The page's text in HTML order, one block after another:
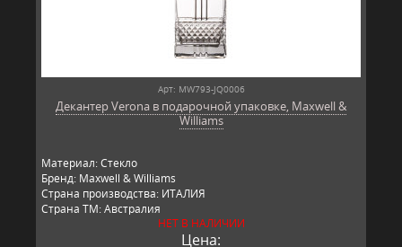
Арт: MW793-JQ0006
Декантер Verona в подарочной упаковке, Maxwell &
Williams
Материал: Стекло
Бренд: Maxwell & Williams
Страна производства: ИТАЛИЯ
Страна ТМ: Австралия
НЕТ В НАЛИЧИИ
Цена: